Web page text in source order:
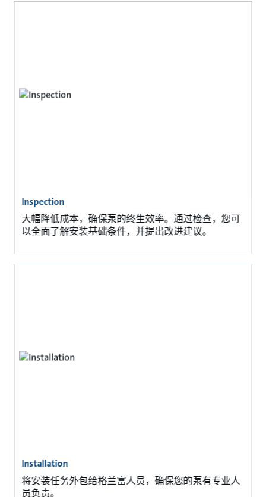
Inspection
大幅降低成本，确保泵的终生效率。通过检查，您可
以全面了解安装基础条件，并提出改进建议。
Installation
将安装任务外包给格兰富人员，确保您的泵有专业人
员负责。